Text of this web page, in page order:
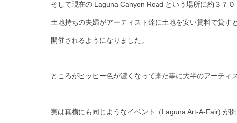
そして現在の Laguna Canyon Road という場所に約３７
土地持ちの夫婦がアーティスト達に土地を安い賃料で貸す
開催されるようになりました。
ところがヒッピー色が濃くなって来た事に大半のアーティ
実は真横にも同じようなイベント（Laguna Art-A-Fair) が